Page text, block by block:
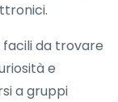
da trovare
e
a gruppi